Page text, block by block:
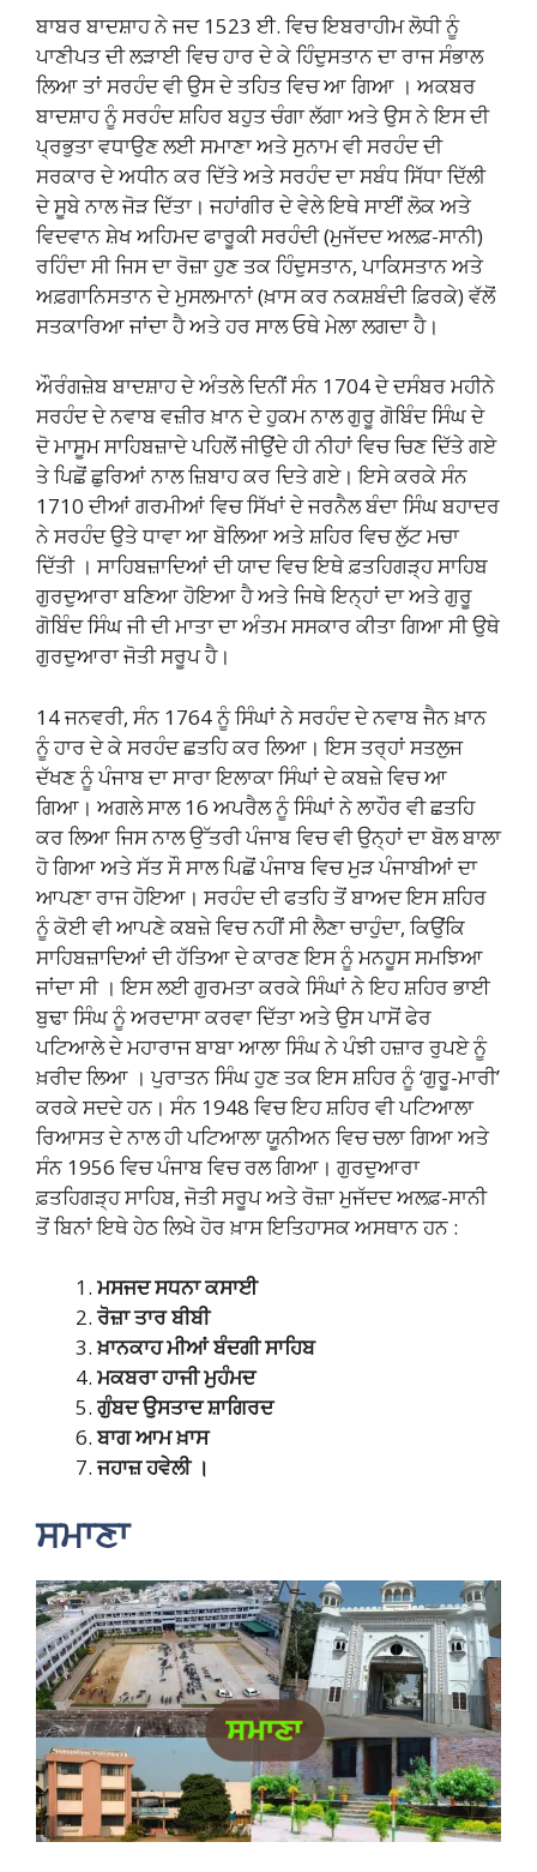
ਬਾਬਰ ਬਾਦਸ਼ਾਹ ਨੇ ਜਦ 1523 ਈ. ਵਿਚ ਇਬਰਾਹੀਮ ਲੋਧੀ ਨੂੰ
ਪਾਣੀਪਤ ਦੀ ਲੜਾਈ ਵਿਚ ਹਾਰ ਦੇ ਕੇ ਹਿੰਦੁਸਤਾਨ ਦਾ ਰਾਜ ਸੰਭਾਲ
ਲਿਆ ਤਾਂ ਸਰਹੰਦ ਵੀ ਉਸ ਦੇ ਤਹਿਤ ਵਿਚ ਆ ਗਿਆ । ਅਕਬਰ
ਬਾਦਸ਼ਾਹ ਨੂੰ ਸਰਹੰਦ ਸ਼ਹਿਰ ਬਹੁਤ ਚੰਗਾ ਲੱਗਾ ਅਤੇ ਉਸ ਨੇ ਇਸ ਦੀ
ਪ੍ਰਭੁਤਾ ਵਧਾਉਣ ਲਈ ਸਮਾਣਾ ਅਤੇ ਸੁਨਾਮ ਵੀ ਸਰਹੰਦ ਦੀ
ਸਰਕਾਰ ਦੇ ਅਧੀਨ ਕਰ ਦਿੱਤੇ ਅਤੇ ਸਰਹੰਦ ਦਾ ਸਬੰਧ ਸਿੱਧਾ ਦਿੱਲੀ
ਦੇ ਸੂਬੇ ਨਾਲ ਜੋੜ ਦਿੱਤਾ। ਜਹਾਂਗੀਰ ਦੇ ਵੇਲੇ ਇਥੇ ਸਾਈਂ ਲੋਕ ਅਤੇ
ਵਿਦਵਾਨ ਸ਼ੇਖ ਅਹਿਮਦ ਫਾਰੂਕੀ ਸਰਹੰਦੀ (ਮੁਜੱਦਦ ਅਲਫ਼-ਸਾਨੀ)
ਰਹਿੰਦਾ ਸੀ ਜਿਸ ਦਾ ਰੋਜ਼ਾ ਹੁਣ ਤਕ ਹਿੰਦੁਸਤਾਨ, ਪਾਕਿਸਤਾਨ ਅਤੇ
ਅਫ਼ਗਾਨਿਸਤਾਨ ਦੇ ਮੁਸਲਮਾਨਾਂ (ਖ਼ਾਸ ਕਰ ਨਕਸ਼ਬੰਦੀ ਫ਼ਿਰਕੇ) ਵੱਲੋਂ
ਸਤਕਾਰਿਆ ਜਾਂਦਾ ਹੈ ਅਤੇ ਹਰ ਸਾਲ ਓਥੇ ਮੇਲਾ ਲਗਦਾ ਹੈ।
ਔਰੰਗਜ਼ੇਬ ਬਾਦਸ਼ਾਹ ਦੇ ਅੰਤਲੇ ਦਿਨੀਂ ਸੰਨ 1704 ਦੇ ਦਸੰਬਰ ਮਹੀਨੇ
ਸਰਹੰਦ ਦੇ ਨਵਾਬ ਵਜ਼ੀਰ ਖ਼ਾਨ ਦੇ ਹੁਕਮ ਨਾਲ ਗੁਰੂ ਗੋਬਿੰਦ ਸਿੰਘ ਦੇ
ਦੋ ਮਾਸੂਮ ਸਾਹਿਬਜ਼ਾਦੇ ਪਹਿਲੋਂ ਜੀਉਂਦੇ ਹੀ ਨੀਹਾਂ ਵਿਚ ਚਿਣ ਦਿੱਤੇ ਗਏ
ਤੇ ਪਿਛੋਂ ਛੁਰਿਆਂ ਨਾਲ ਜ਼ਿਬਾਹ ਕਰ ਦਿਤੇ ਗਏ। ਇਸੇ ਕਰਕੇ ਸੰਨ
1710 ਦੀਆਂ ਗਰਮੀਆਂ ਵਿਚ ਸਿੱਖਾਂ ਦੇ ਜਰਨੈਲ ਬੰਦਾ ਸਿੰਘ ਬਹਾਦਰ
ਨੇ ਸਰਹੰਦ ਉਤੇ ਧਾਵਾ ਆ ਬੋਲਿਆ ਅਤੇ ਸ਼ਹਿਰ ਵਿਚ ਲੁੱਟ ਮਚਾ
ਦਿੱਤੀ । ਸਾਹਿਬਜ਼ਾਦਿਆਂ ਦੀ ਯਾਦ ਵਿਚ ਇਥੇ ਫ਼ਤਹਿਗੜ੍ਹ ਸਾਹਿਬ
ਗੁਰਦੁਆਰਾ ਬਣਿਆ ਹੋਇਆ ਹੈ ਅਤੇ ਜਿਥੇ ਇਨ੍ਹਾਂ ਦਾ ਅਤੇ ਗੁਰੂ
ਗੋਬਿੰਦ ਸਿੰਘ ਜੀ ਦੀ ਮਾਤਾ ਦਾ ਅੰਤਮ ਸਸਕਾਰ ਕੀਤਾ ਗਿਆ ਸੀ ਉਥੇ
ਗੁਰਦੁਆਰਾ ਜੋਤੀ ਸਰੂਪ ਹੈ।
14 ਜਨਵਰੀ, ਸੰਨ 1764 ਨੂੰ ਸਿੰਘਾਂ ਨੇ ਸਰਹੰਦ ਦੇ ਨਵਾਬ ਜੈਨ ਖ਼ਾਨ
ਨੂੰ ਹਾਰ ਦੇ ਕੇ ਸਰਹੰਦ ਛਤਹਿ ਕਰ ਲਿਆ। ਇਸ ਤਰ੍ਹਾਂ ਸਤਲੁਜ
ਦੱਖਣ ਨੂੰ ਪੰਜਾਬ ਦਾ ਸਾਰਾ ਇਲਾਕਾ ਸਿੰਘਾਂ ਦੇ ਕਬਜ਼ੇ ਵਿਚ ਆ
ਗਿਆ। ਅਗਲੇ ਸਾਲ 16 ਅਪਰੈਲ ਨੂੰ ਸਿੰਘਾਂ ਨੇ ਲਾਹੌਰ ਵੀ ਛਤਹਿ
ਕਰ ਲਿਆ ਜਿਸ ਨਾਲ ਉੱਤਰੀ ਪੰਜਾਬ ਵਿਚ ਵੀ ਉਨ੍ਹਾਂ ਦਾ ਬੋਲ ਬਾਲਾ
ਹੋ ਗਿਆ ਅਤੇ ਸੱਤ ਸੌ ਸਾਲ ਪਿਛੋਂ ਪੰਜਾਬ ਵਿਚ ਮੁੜ ਪੰਜਾਬੀਆਂ ਦਾ
ਆਪਣਾ ਰਾਜ ਹੋਇਆ। ਸਰਹੰਦ ਦੀ ਫਤਹਿ ਤੋਂ ਬਾਅਦ ਇਸ ਸ਼ਹਿਰ
ਨੂੰ ਕੋਈ ਵੀ ਆਪਣੇ ਕਬਜ਼ੇ ਵਿਚ ਨਹੀਂ ਸੀ ਲੈਣਾ ਚਾਹੁੰਦਾ, ਕਿਉਂਕਿ
ਸਾਹਿਬਜ਼ਾਦਿਆਂ ਦੀ ਹੱਤਿਆ ਦੇ ਕਾਰਣ ਇਸ ਨੂੰ ਮਨਹੂਸ ਸਮਝਿਆ
ਜਾਂਦਾ ਸੀ । ਇਸ ਲਈ ਗੁਰਮਤਾ ਕਰਕੇ ਸਿੰਘਾਂ ਨੇ ਇਹ ਸ਼ਹਿਰ ਭਾਈ
ਬੁਢਾ ਸਿੰਘ ਨੂੰ ਅਰਦਾਸਾ ਕਰਵਾ ਦਿੱਤਾ ਅਤੇ ਉਸ ਪਾਸੋਂ ਫੇਰ
ਪਟਿਆਲੇ ਦੇ ਮਹਾਰਾਜ ਬਾਬਾ ਆਲਾ ਸਿੰਘ ਨੇ ਪੰਝੀ ਹਜ਼ਾਰ ਰੁਪਏ ਨੂੰ
ਖ਼ਰੀਦ ਲਿਆ । ਪੁਰਾਤਨ ਸਿੰਘ ਹੁਣ ਤਕ ਇਸ ਸ਼ਹਿਰ ਨੂੰ ‘ਗੁਰੂ-ਮਾਰੀ’
ਕਰਕੇ ਸਦਦੇ ਹਨ। ਸੰਨ 1948 ਵਿਚ ਇਹ ਸ਼ਹਿਰ ਵੀ ਪਟਿਆਲਾ
ਰਿਆਸਤ ਦੇ ਨਾਲ ਹੀ ਪਟਿਆਲਾ ਯੂਨੀਅਨ ਵਿਚ ਚਲਾ ਗਿਆ ਅਤੇ
ਸੰਨ 1956 ਵਿਚ ਪੰਜਾਬ ਵਿਚ ਰਲ ਗਿਆ। ਗੁਰਦੁਆਰਾ
ਫ਼ਤਹਿਗੜ੍ਹ ਸਾਹਿਬ, ਜੋਤੀ ਸਰੂਪ ਅਤੇ ਰੋਜ਼ਾ ਮੁਜੱਦਦ ਅਲਫ਼-ਸਾਨੀ
ਤੋਂ ਬਿਨਾਂ ਇਥੇ ਹੇਠ ਲਿਖੇ ਹੋਰ ਖ਼ਾਸ ਇਤਿਹਾਸਕ ਅਸਥਾਨ ਹਨ :
ਮਸਜਦ ਸਧਨਾ ਕਸਾਈ
ਰੋਜ਼ਾ ਤਾਰ ਬੀਬੀ
ਖ਼ਾਨਕਾਹ ਮੀਆਂ ਬੰਦਗੀ ਸਾਹਿਬ
ਮਕਬਰਾ ਹਾਜੀ ਮੁਹੰਮਦ
ਗੁੰਬਦ ਉਸਤਾਦ ਸ਼ਾਗਿਰਦ
ਬਾਗ ਆਮ ਖ਼ਾਸ
ਜਹਾਜ਼ ਹਵੇਲੀ ।
ਸਮਾਣਾ